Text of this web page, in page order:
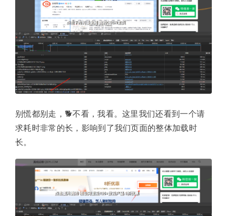
别慌都别走，🐕不看，我看。这里我们还看到一个请
求耗时非常的长，影响到了我们页面的整体加载时
长。